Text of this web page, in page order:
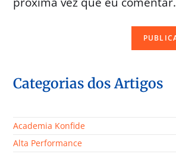
Categorias dos Artigos
Academia Konfide
Alta Performance